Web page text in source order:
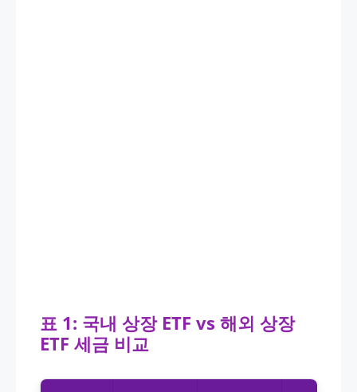
표 1: 국내 상장 ETF vs 해외 상장
ETF 세금 비교